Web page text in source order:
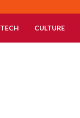
TECH CULTURE